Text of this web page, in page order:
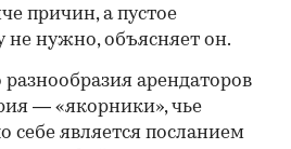
причин, а пустое
нужно, объясняет он.
разнообразия арендаторов
— «якорники», чье
себе является посланием